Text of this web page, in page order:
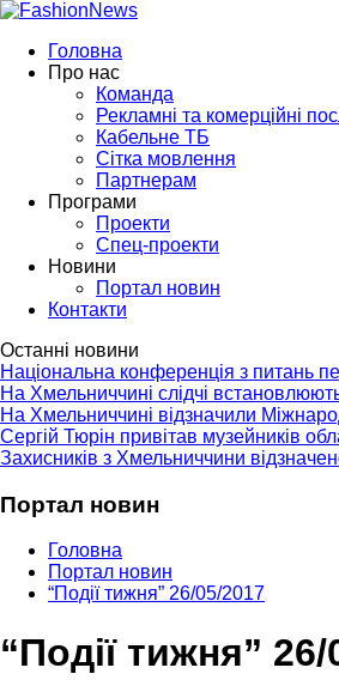
Головна
Про нас
Команда
Рекламні та комерційні
Кабельне ТБ
Сітка мовлення
Партнерам
Програми
Проекти
Спец-проекти
Новини
Портал новин
Контакти
Останні новини
Національна конференція з питань
На Хмельниччині слідчі
На Хмельниччині відзначили
Сергій Тюрін привітав музейників
Захисників з Хмельниччини
Портал новин
Головна
Портал новин
“Події тижня” 26/05/2017
“Події тижня”